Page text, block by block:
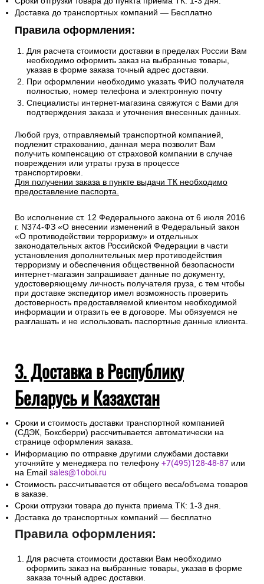
Доставка до транспортных компаний — Бесплатно
Правила оформления:
Для расчета стоимости доставки в пределах России Вам
необходимо оформить заказ на выбранные товары,
указав в форме заказа точный адрес доставки.
При оформлении необходимо указать ФИО получателя
полностью, номер телефона и электронную почту
Специалисты интернет-магазина свяжутся с Вами для
подтверждения заказа и уточнения внесенных данных.
Любой груз, отправляемый транспортной компанией,
подлежит страхованию, данная мера позволит Вам
получить компенсацию от страховой компании в случае
повреждения или утраты груза в процессе
транспортировки.
Для получении заказа в пункте выдачи ТК необходимо
предоставление паспорта.
Во исполнение ст. 12 Федерального закона от 6 июля 2016
г. N374-ФЗ «О внесении изменений в Федеральный закон
«О противодействии терроризму» и отдельных
законодательных актов Российской Федерации в части
установления дополнительных мер противодействия
терроризму и обеспечения общественной безопасности
интернет-магазин запрашивает данные по документу,
удостоверяющему личность получателя груза, с тем чтобы
при доставке экспедитор имел возможность проверить
достоверность предоставляемой клиентом необходимой
информации и отразить ее в договоре. Мы обязуемся не
разглашать и не использовать паспортные данные клиента.
3. Доставка в Республику
Беларусь и Казахстан
Сроки и стоимость доставки транспортной компанией
(СДЭК, Боксберри) рассчитывается автоматически на
странице оформления заказа.
Информацию по отправке другими службами доставки
уточняйте у менеджера по телефону +7(495)128-48-87 или
на Email sales@1oboi.ru
Стоимость рассчитывается от общего веса/объема товаров
в заказе.
Сроки отгрузки товара до пункта приема ТК: 1-3 дня.
Доставка до транспортных компаний — бесплатно
Правила оформления:
Для расчета стоимости доставки Вам необходимо
оформить заказ на выбранные товары, указав в форме
заказа точный адрес доставки.